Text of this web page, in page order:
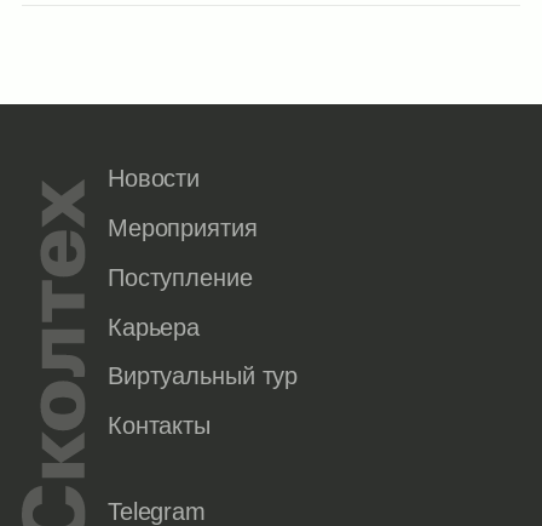
Новости
Мероприятия
Поступление
Карьера
Виртуальный тур
Контакты
Telegram